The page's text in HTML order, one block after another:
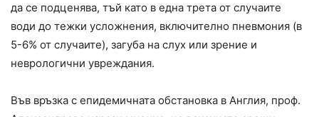
да се подценява, тъй като в една трета от случаите
води до тежки усложнения, включително пневмония (в
5-6% от случаите), загуба на слух или зрение и
неврологични увреждания.
Във връзка с епидемичната обстановка в Англия, проф.